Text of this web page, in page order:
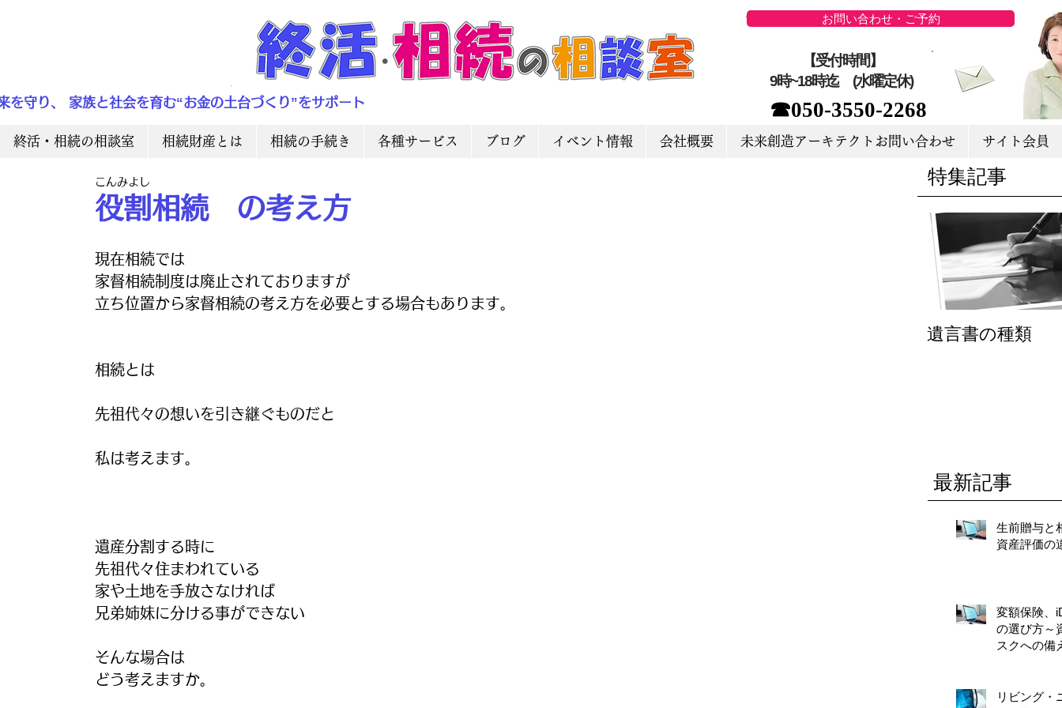
を守り、 家族と社会を育む“お金の土台づくり”をサポート
お問い合わせ・ご予約
☎050-3550-2268
【受付時間】
9時~18時迄 (水曜定休)
終活・相続の相談室 相続財産とは 相続の手続き 各種サービス ブログ イベント情報 会社概要 未来創造アーキテクトお問い合わせ サイト会員
役割相続 の考え方
こんみよし
現在相続では
家督相続制度は廃止されておりますが
立ち位置から家督相続の考え方を必要とする場合もあります。
相続とは
先祖代々の想いを引き継ぐものだと
私は考えます。
遺産分割する時に
先祖代々住まわれている
家や土地を手放さなければ
兄弟姉妹に分ける事ができない
そんな場合は
どう考えますか。
特集記事
遺言書の種類
最新記事
生前贈与と
資産評価の
変額保険、
の選び方～
スクへの備
リビング・